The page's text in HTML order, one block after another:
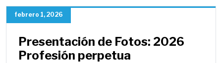
febrero 1, 2026
Presentación de Fotos: 2026
Profesión perpetua